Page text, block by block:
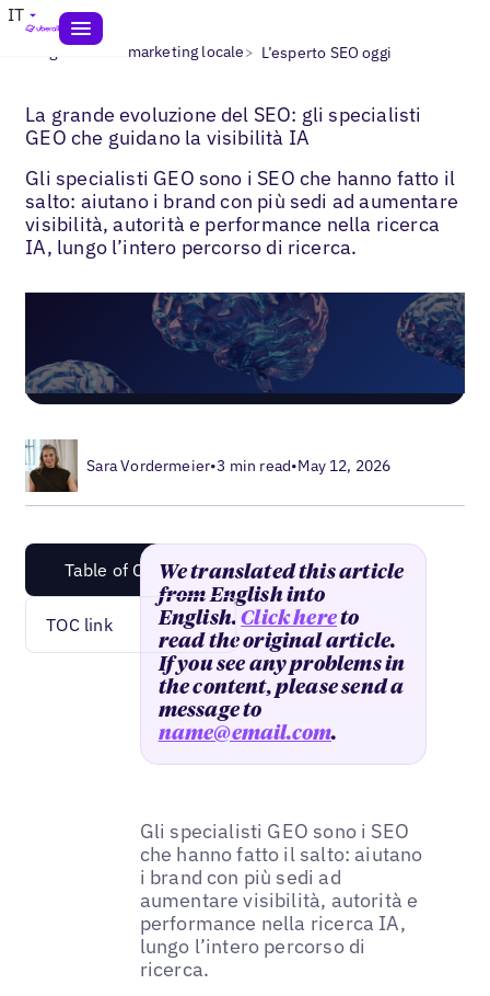
IT
Blogs> IA nel marketing locale> L’esperto SEO oggi
La grande evoluzione del SEO: gli specialisti
GEO che guidano la visibilità IA
Gli specialisti GEO sono i SEO che hanno fatto il
salto: aiutano i brand con più sedi ad aumentare
visibilità, autorità e performance nella ricerca
IA, lungo l’intero percorso di ricerca.
Sara Vordermeier•3 min read•May 12, 2026
Table of Content
TOC link
We translated this article
from English into
English.Click hereto
read the original article.
If you see any problems in
the content, please send a
message to
name@email.com.
Gli specialisti GEO sono i SEO
che hanno fatto il salto: aiutano
i brand con più sedi ad
aumentare visibilità, autorità e
performance nella ricerca IA,
lungo l’intero percorso di
ricerca.